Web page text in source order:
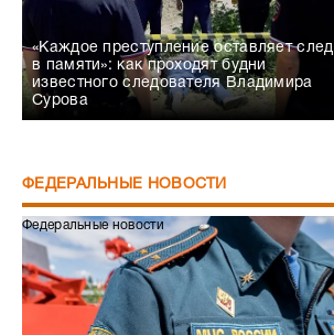
«Каждое преступление оставляет след
в памяти»: как проходят будни
известного следователя Владимира
Сурова
ФЕДЕРАЛЬНЫЕ НОВОСТИ
Федеральные новости